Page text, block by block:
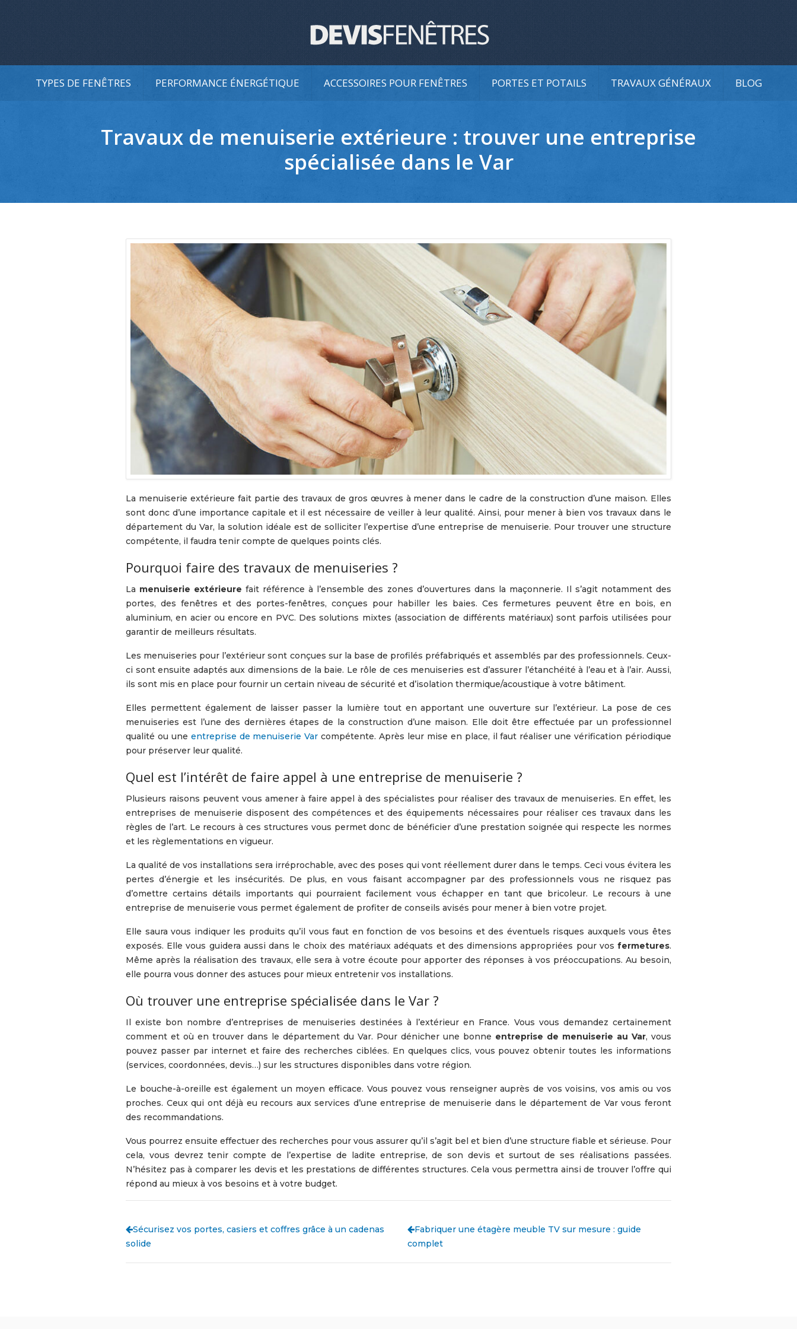
TYPES DE FENÊTRES PERFORMANCE ÉNERGÉTIQUE ACCESSOIRES POUR FENÊTRES PORTES ET POTAILS TRAVAUX GÉNÉRAUX BLOG
Travaux de menuiserie extérieure : trouver une entreprise
spécialisée dans le Var
La menuiserie extérieure fait partie des travaux de gros œuvres à mener dans le cadre de la construction d’une maison. Elles
sont donc d’une importance capitale et il est nécessaire de veiller à leur qualité. Ainsi, pour mener à bien vos travaux dans le
département du Var, la solution idéale est de solliciter l’expertise d’une entreprise de menuiserie. Pour trouver une structure
compétente, il faudra tenir compte de quelques points clés.
Pourquoi faire des travaux de menuiseries ?
La menuiserie extérieure fait référence à l’ensemble des zones d’ouvertures dans la maçonnerie. Il s’agit notamment des
portes, des fenêtres et des portes-fenêtres, conçues pour habiller les baies. Ces fermetures peuvent être en bois, en
aluminium, en acier ou encore en PVC. Des solutions mixtes (association de différents matériaux) sont parfois utilisées pour
garantir de meilleurs résultats.
Les menuiseries pour l’extérieur sont conçues sur la base de profilés préfabriqués et assemblés par des professionnels. Ceux-
ci sont ensuite adaptés aux dimensions de la baie. Le rôle de ces menuiseries est d’assurer l’étanchéité à l’eau et à l’air. Aussi,
ils sont mis en place pour fournir un certain niveau de sécurité et d’isolation thermique/acoustique à votre bâtiment.
Elles permettent également de laisser passer la lumière tout en apportant une ouverture sur l’extérieur. La pose de ces
menuiseries est l’une des dernières étapes de la construction d’une maison. Elle doit être effectuée par un professionnel
qualité ou une entreprise de menuiserie Var compétente. Après leur mise en place, il faut réaliser une vérification périodique
pour préserver leur qualité.
Quel est l’intérêt de faire appel à une entreprise de menuiserie ?
Plusieurs raisons peuvent vous amener à faire appel à des spécialistes pour réaliser des travaux de menuiseries. En effet, les
entreprises de menuiserie disposent des compétences et des équipements nécessaires pour réaliser ces travaux dans les
règles de l’art. Le recours à ces structures vous permet donc de bénéficier d’une prestation soignée qui respecte les normes
et les règlementations en vigueur.
La qualité de vos installations sera irréprochable, avec des poses qui vont réellement durer dans le temps. Ceci vous évitera les
pertes d’énergie et les insécurités. De plus, en vous faisant accompagner par des professionnels vous ne risquez pas
d’omettre certains détails importants qui pourraient facilement vous échapper en tant que bricoleur. Le recours à une
entreprise de menuiserie vous permet également de profiter de conseils avisés pour mener à bien votre projet.
Elle saura vous indiquer les produits qu’il vous faut en fonction de vos besoins et des éventuels risques auxquels vous êtes
exposés. Elle vous guidera aussi dans le choix des matériaux adéquats et des dimensions appropriées pour vos fermetures.
Même après la réalisation des travaux, elle sera à votre écoute pour apporter des réponses à vos préoccupations. Au besoin,
elle pourra vous donner des astuces pour mieux entretenir vos installations.
Où trouver une entreprise spécialisée dans le Var ?
Il existe bon nombre d’entreprises de menuiseries destinées à l’extérieur en France. Vous vous demandez certainement
comment et où en trouver dans le département du Var. Pour dénicher une bonne entreprise de menuiserie au Var, vous
pouvez passer par internet et faire des recherches ciblées. En quelques clics, vous pouvez obtenir toutes les informations
(services, coordonnées, devis…) sur les structures disponibles dans votre région.
Le bouche-à-oreille est également un moyen efficace. Vous pouvez vous renseigner auprès de vos voisins, vos amis ou vos
proches. Ceux qui ont déjà eu recours aux services d’une entreprise de menuiserie dans le département de Var vous feront
des recommandations.
Vous pourrez ensuite effectuer des recherches pour vous assurer qu’il s’agit bel et bien d’une structure fiable et sérieuse. Pour
cela, vous devrez tenir compte de l’expertise de ladite entreprise, de son devis et surtout de ses réalisations passées.
N’hésitez pas à comparer les devis et les prestations de différentes structures. Cela vous permettra ainsi de trouver l’offre qui
répond au mieux à vos besoins et à votre budget.
Sécurisez vos portes, casiers et coffres grâce à un cadenas
solide
Fabriquer une étagère meuble TV sur mesure : guide
complet